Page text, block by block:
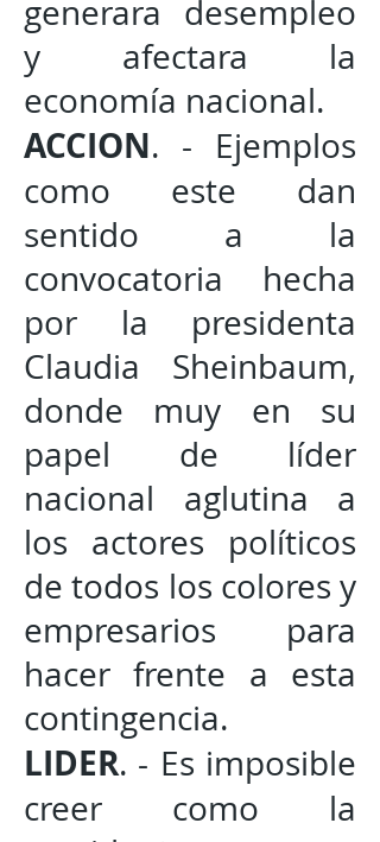
generara desempleo
y afectara la
economía nacional.
ACCION. - Ejemplos
como este dan
sentido a la
convocatoria hecha
por la presidenta
Claudia Sheinbaum,
donde muy en su
papel de líder
nacional aglutina a
los actores políticos
de todos los colores y
empresarios para
hacer frente a esta
contingencia.
LIDER. - Es imposible
creer como la